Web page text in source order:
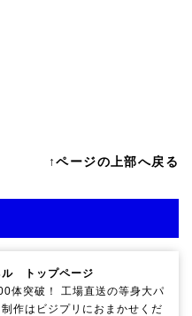
↑ページの上部へ戻る
ル トップページ
体突破！ 工場直送の等身大パ
作は ビジプリ におまかせくだ